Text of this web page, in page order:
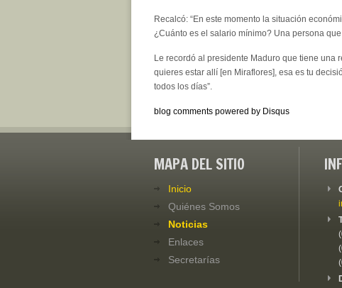
Recalcó: “En este momento la situación
¿Cuánto es el salario mínimo? Una persona
Le recordó al presidente Maduro que tiene una
quieres estar allí [en Miraflores], esa es tu
todos los días”.
blog comments powered by Disqus
MAPA DEL SITIO
Inicio
Quiénes Somos
Noticias
Enlaces
Secretarías